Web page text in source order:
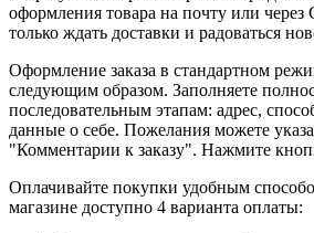
оформления товара на почту или
только ждать доставки и радоваться
Оформление заказа в стандартном
следующим образом. Заполняете
последовательным этапам: адрес,
данные о себе. Пожелания можете
"Комментарии к заказу". Нажмите
Оплачивайте покупки удобным
магазине доступно 4 варианта оплаты: